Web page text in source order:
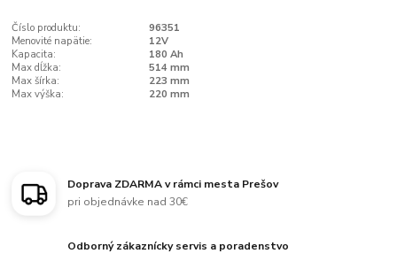
Číslo produktu:
96351
Menovité napätie:
12V
Kapacita:
180 Ah
Max dĺžka:
514 mm
Max šírka:
223 mm
Max výška:
220 mm
Doprava ZDARMA v rámci mesta Prešov
pri objednávke nad 30€
Odborný zákaznícky servis a poradenstvo